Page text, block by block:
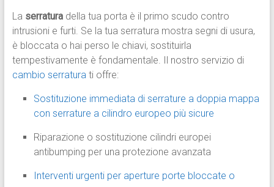
La serraturadella tua porta è il primo scudo contro
intrusioni e furti. Se la tua serratura mostra segni di usura,
è bloccata o hai perso le chiavi, sostituirla
tempestivamente è fondamentale. Il nostro servizio di
cambio serraturati offre:
Sostituzione immediata di serrature a doppia mappa
con serrature a cilindro europeo più sicure
Riparazione o sostituzione cilindri europei
antibumping per una protezione avanzata
Interventi urgenti per aperture porte bloccate o